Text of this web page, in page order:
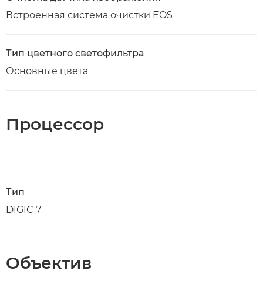
Встроенная система очистки EOS
Тип цветного светофильтра
Основные цвета
Процессор
Тип
DIGIC 7
Объектив